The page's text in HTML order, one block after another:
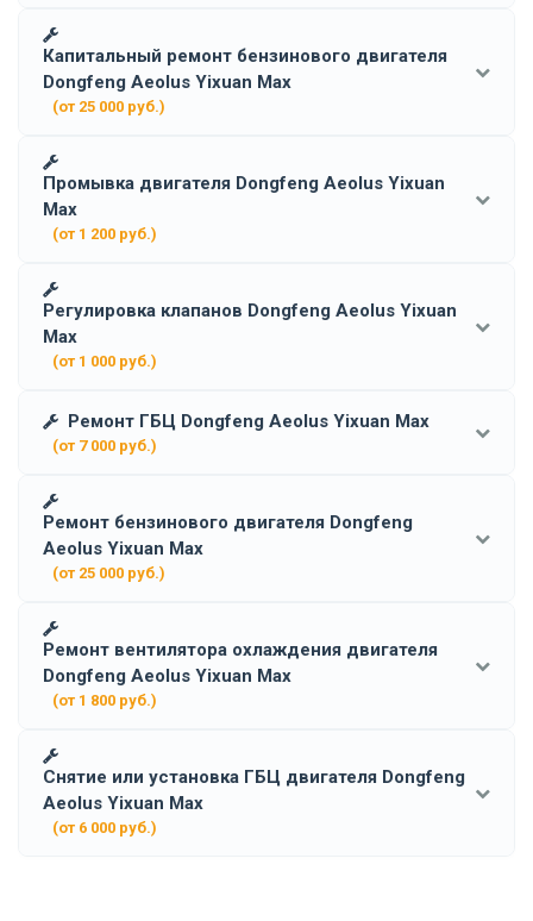
Капитальный ремонт бензинового двигателя
Dongfeng Aeolus Yixuan Max
(от 25 000 руб.)
Промывка двигателя Dongfeng Aeolus Yixuan
Max
(от 1 200 руб.)
Регулировка клапанов Dongfeng Aeolus Yixuan
Max
(от 1 000 руб.)
Ремонт ГБЦ Dongfeng Aeolus Yixuan Max
(от 7 000 руб.)
Ремонт бензинового двигателя Dongfeng
Aeolus Yixuan Max
(от 25 000 руб.)
Ремонт вентилятора охлаждения двигателя
Dongfeng Aeolus Yixuan Max
(от 1 800 руб.)
Снятие или установка ГБЦ двигателя Dongfeng
Aeolus Yixuan Max
(от 6 000 руб.)